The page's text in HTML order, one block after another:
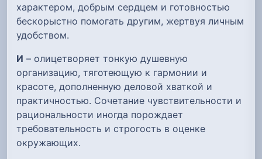
характером, добрым сердцем и готовностью
бескорыстно помогать другим, жертвуя личным
удобством.
И – олицетворяет тонкую душевную
организацию, тяготеющую к гармонии и
красоте, дополненную деловой хваткой и
практичностью. Сочетание чувствительности и
рациональности иногда порождает
требовательность и строгость в оценке
окружающих.